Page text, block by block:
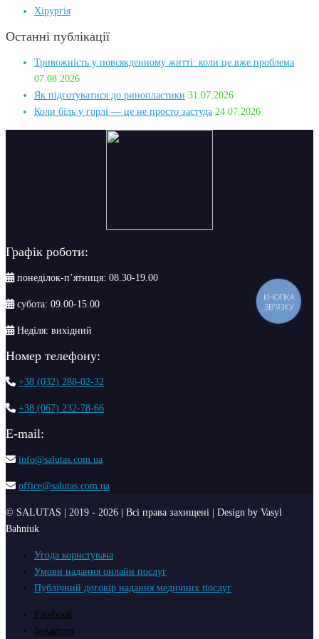
Хірургія
Останні публікації
Тривожність у повсякденному житті: коли це вже проблема
07.08.2026
Як підготуватися до ринопластики 31.07.2026
Коли біль у горлі — це не просто застуда 24.07.2026
Графік роботи:
понеділок-п’ятниця: 08.30-19.00
субота: 09.00-15.00
Неділя: вихідний
Номер телефону:
+38 (032) 288-02-32
+38 (067) 232-78-66
Е-mail:
info@salutas.com.ua
office@salutas.com.ua
© SALUTAS | 2019 - 2026 | Всі права захищені | Design by Vasyl
Bahniuk
Угода користувача
Умови надання онлайн послуг
Публічний договір надання медичних послуг
Facebook
Instagram
КНОПКА
ЗВ'ЯЗКУ